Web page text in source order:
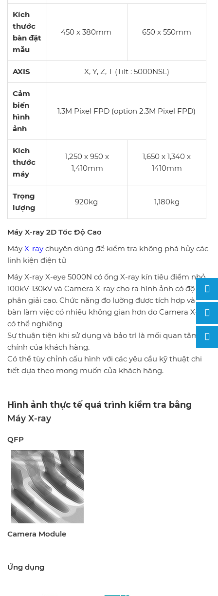
Kích
thước
bàn đặt
mẫu
450 x 380mm 650 x 550mm
AXIS X, Y, Z, T (Tilt : 5000NSL)
Cảm
biến
hình
ảnh
1.3M Pixel FPD (option 2.3M Pixel FPD)
Kích
thước
máy
1,250 x 950 x
1,410mm
1,650 x 1,340 x
1410mm
Trọng
lượng
920kg 1,180kg
Máy X-ray 2D Tốc Độ Cao
Máy X-ray chuyên dùng để kiểm tra không phá hủy các
linh kiện điện tử
Máy X-ray X-eye 5000N có ống X-ray kín tiêu điểm nhỏ
100kV-130kV và Camera X-ray cho ra hình ảnh có độ
phân giải cao. Chức năng đo lường được tích hợp và
bàn làm việc có nhiều không gian hơn do Camera X-ray
có thể nghiêng
Sự thuận tiện khi sử dụng và bảo trì là mối quan tâm
chính của khách hàng.
Có thể tùy chỉnh cấu hình với các yêu cầu kỹ thuật chi
tiết dựa theo mong muốn của khách hàng.
Hình ảnh thực tế quá trình kiểm tra bằng
Máy X-ray
QFP
Camera Module
Ứng dụng